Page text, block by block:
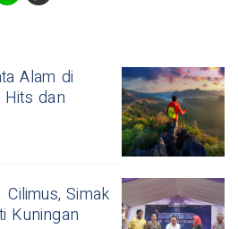
Alam di
dan
Simak
Kuningan